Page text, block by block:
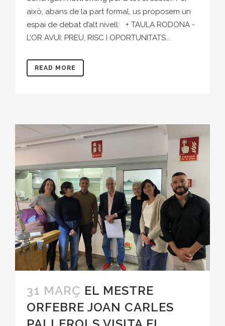
això, abans de la part formal, us proposem un
espai de debat d’alt nivell: + TAULA RODONA -
L’OR AVUI: PREU, RISC I OPORTUNITATS...
READ MORE
31 MARÇ EL MESTRE
ORFEBRE JOAN CARLES